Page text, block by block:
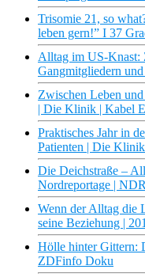
Trisomie 21, so
leben gern!” I 37
Alltag im US-Knast:
Gangmitgliedern
Zwischen Leben
| Die Klinik | Kabel
Praktisches Jahr in
Patienten | Die
Die Deichstraße –
Nordreportage |
Wenn der Alltag die
seine Beziehung |
Hölle hinter Gittern:
ZDFinfo Doku